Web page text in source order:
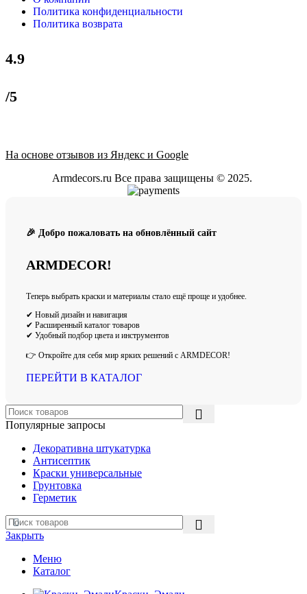
Политика конфиденциальности
Политика возврата
4.9
/5
На основе отзывов из Яндекс и Google
Armdecors.ru Все права защищены © 2025. ​
🎉 Добро пожаловать на обновлённый сайт
ARMDECOR!
Теперь выбрать краски и материалы стало ещё проще и удобнее.
✔ Новый дизайн и навигация
✔ Расширенный каталог товаров
✔ Удобный подбор цвета и инструментов
👉 Откройте для себя мир ярких решений с ARMDECOR!
ПЕРЕЙТИ В КАТАЛОГ
Популярные запросы
Декоративна штукатурка
Антисептик
Краски универсальные
Грунтовка
Герметик
Закрыть
Меню
Каталог